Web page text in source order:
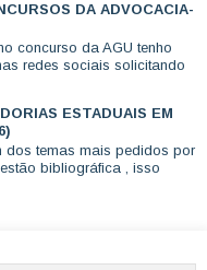
DA ADVOCACIA-
concurso da AGU tenho
redes sociais solicitando
ESTADUAIS EM
temas mais pedidos por
bibliográfica , isso